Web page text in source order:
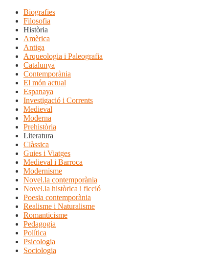
Biografies
Filosofia
Història
Amèrica
Antiga
Arqueologia i Paleografia
Catalunya
Contemporània
El món actual
Espanaya
Investigació i Corrents
Medieval
Moderna
Prehistòria
Literatura
Clàssica
Guies i Viatges
Medieval i Barroca
Modernisme
Novel.la contemporània
Novel.la històrica i ficció
Poesia contemporània
Realisme i Naturalisme
Romanticisme
Pedagogia
Política
Psicologia
Sociologia